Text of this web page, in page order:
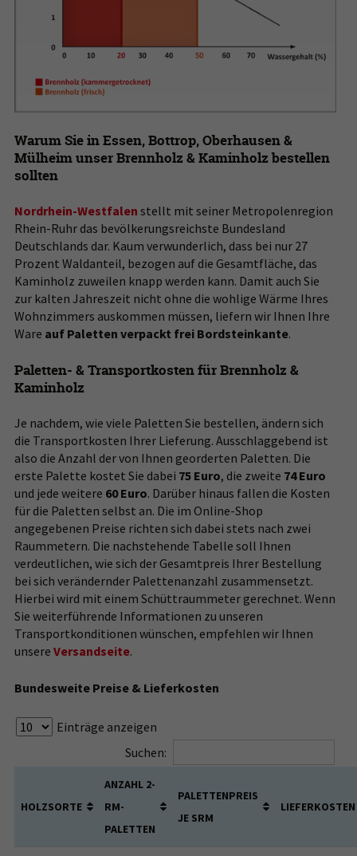
Warum Sie in Essen, Bottrop, Oberhausen &
Mülheim unser Brennholz & Kaminholz bestellen
sollten
Nordrhein-Westfalen stellt mit seiner Metropolenregion
Rhein-Ruhr das bevölkerungsreichste Bundesland
Deutschlands dar. Kaum verwunderlich, dass bei nur 27
Prozent Waldanteil, bezogen auf die Gesamtfläche, das
Kaminholz zuweilen knapp werden kann. Damit auch Sie
zur kalten Jahreszeit nicht ohne die wohlige Wärme Ihres
Wohnzimmers auskommen müssen, liefern wir Ihnen Ihre
Ware auf Paletten verpackt frei Bordsteinkante.
Paletten- & Transportkosten für Brennholz &
Kaminholz
Je nachdem, wie viele Paletten Sie bestellen, ändern sich
die Transportkosten Ihrer Lieferung. Ausschlaggebend ist
also die Anzahl der von Ihnen georderten Paletten. Die
erste Palette kostet Sie dabei 75 Euro, die zweite 74 Euro
und jede weitere 60 Euro. Darüber hinaus fallen die Kosten
für die Paletten selbst an. Die im Online-Shop
angegebenen Preise richten sich dabei stets nach zwei
Raummetern. Die nachstehende Tabelle soll Ihnen
verdeutlichen, wie sich der Gesamtpreis Ihrer Bestellung
bei sich verändernder Palettenanzahl zusammensetzt.
Hierbei wird mit einem Schüttraummeter gerechnet. Wenn
Sie weiterführende Informationen zu unseren
Transportkonditionen wünschen, empfehlen wir Ihnen
unsere Versandseite.
Bundesweite Preise & Lieferkosten
Einträge anzeigen
Suchen:
HOLZSORTE
ANZAHL 2-
RM-
PALETTEN
PALETTENPREIS
JE SRM
LIEFERKOSTEN